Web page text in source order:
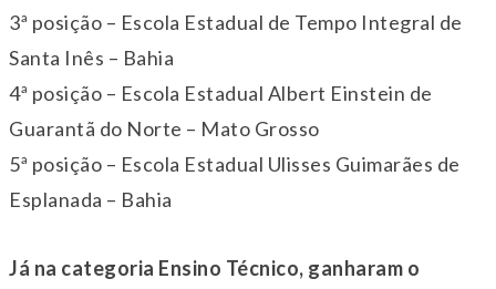
3ª posição – Escola Estadual de Tempo Integral de
Santa Inês – Bahia
4ª posição – Escola Estadual Albert Einstein de
Guarantã do Norte – Mato Grosso
5ª posição – Escola Estadual Ulisses Guimarães de
Esplanada – Bahia
Já na categoria Ensino Técnico, ganharam o